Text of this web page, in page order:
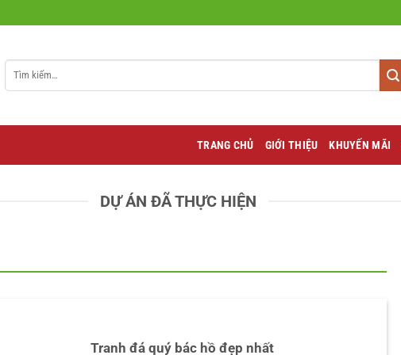
kiếm:
TRANG CHỦ GIỚI THIỆU KHUYẾN MÃI
DỰ ÁN ĐÃ THỰC HIỆN
Tranh đá quý bác hồ đẹp nhất